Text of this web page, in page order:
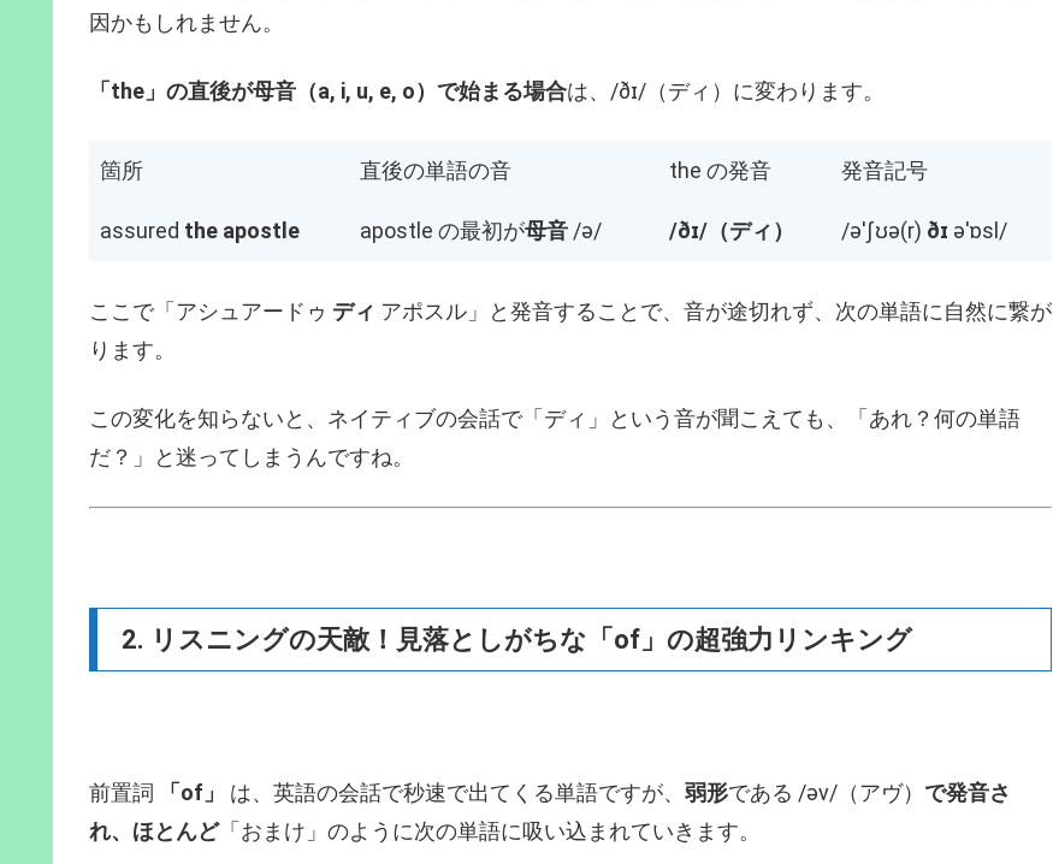
因かもしれません。
「the」の直後が母音（a, i, u, e, o）で始まる場合は、/ðɪ/（ディ）に変わります。
箇所 直後の単語の音 the の発音 発音記号
assured the apostle apostle の最初が母音 /ə/ /ðɪ/（ディ） /əˈʃʊə(r) ðɪ əˈɒsl/
ここで「アシュアードゥ ディ アポスル」と発音することで、音が途切れず、次の単語に自然に繋が
ります。
この変化を知らないと、ネイティブの会話で「ディ」という音が聞こえても、「あれ？何の単語
だ？」と迷ってしまうんですね。
2. リスニングの天敵！見落としがちな「of」の超強力リンキング
前置詞 「of」 は、英語の会話で秒速で出てくる単語ですが、 弱形である /əv/（アヴ） で発音さ
れ、ほとんど「おまけ」のように次の単語に吸い込まれていきます。